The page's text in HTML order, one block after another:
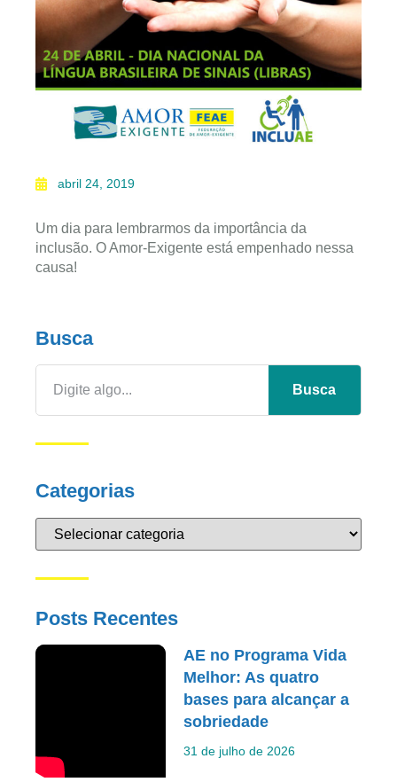
abril 24, 2019
Um dia para lembrarmos da importância da
inclusão. O Amor-Exigente está empenhado nessa
causa!
Busca
Busca
Categorias
Posts Recentes
AE no Programa Vida
Melhor: As quatro
bases para alcançar a
sobriedade
31 de julho de 2026